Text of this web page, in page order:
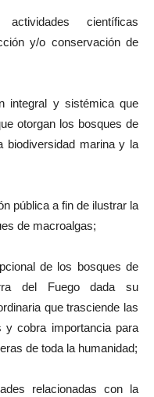
científicas
y/o conservación de
integral y sistémica que
otorgan los bosques de
biodiversidad marina y la
pública a fin de ilustrar la
de macroalgas;
de los bosques de
del Fuego dada su
que trasciende las
y cobra importancia para
de toda la humanidad;
relacionadas con la